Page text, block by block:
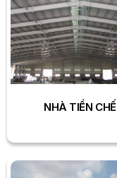
NHÀ TIỀN CHẾ